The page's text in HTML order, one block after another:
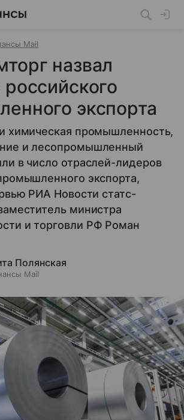
Mail
назвал
экспорта
химическая промышленность,
и лесопромышленный
в число отраслей-лидеров
экспорта,
РИА Новости статс-
министра
и торговли РФ Роман
Полянская
Mail